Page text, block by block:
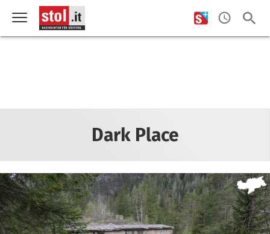
Dark Place